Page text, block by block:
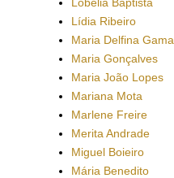
Lídia Ribeiro
Maria Delfina Gama
Maria Gonçalves
Maria João Lopes
Mariana Mota
Marlene Freire
Merita Andrade
Miguel Boieiro
Mária Benedito